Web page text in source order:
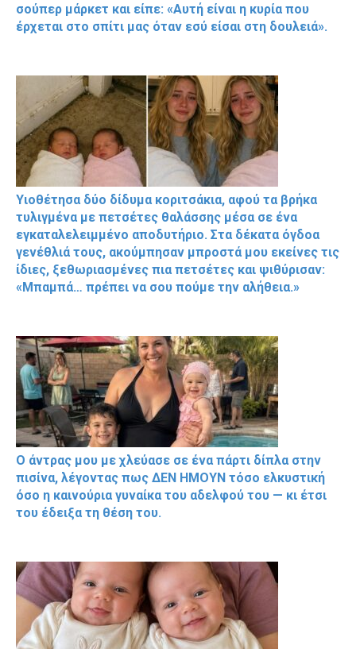
σούπερ μάρκετ και είπε: «Αυτή είναι η κυρία που
έρχεται στο σπίτι μας όταν εσύ είσαι στη δουλειά».
Υιοθέτησα δύο δίδυμα κοριτσάκια, αφού τα βρήκα
τυλιγμένα με πετσέτες θαλάσσης μέσα σε ένα
εγκαταλελειμμένο αποδυτήριο. Στα δέκατα όγδοα
γενέθλιά τους, ακούμπησαν μπροστά μου εκείνες τις
ίδιες, ξεθωριασμένες πια πετσέτες και ψιθύρισαν:
«Μπαμπά… πρέπει να σου πούμε την αλήθεια.»
Ο άντρας μου με χλεύασε σε ένα πάρτι δίπλα στην
πισίνα, λέγοντας πως ΔΕΝ ΗΜΟΥΝ τόσο ελκυστική
όσο η καινούρια γυναίκα του αδελφού του — κι έτσι
του έδειξα τη θέση του.